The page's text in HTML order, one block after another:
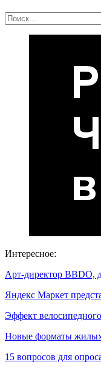
Интересное:
Арт-директор BBDO,
Яндекс Маркет
Эффект
Новые форматы жилых
15 вопросов для